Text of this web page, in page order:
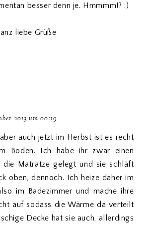
besser denn je. Hmmmm!? :)
liebe Grüße
2013 um 00:19
auch jetzt im Herbst ist es recht
Boden. Ich habe ihr zwar einen
die Matratze gelegt und sie schläft
oben, dennoch. Ich heize daher im
im Badezimmer und mache ihre
auf sodass die Wärme da verteilt
Decke hat sie auch, allerdings